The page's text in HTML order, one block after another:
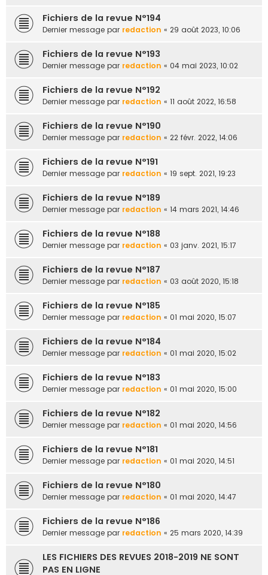
Fichiers de la revue N°194
Dernier message par redaction « 29 août 2023, 10:06
Fichiers de la revue N°193
Dernier message par redaction « 04 mai 2023, 10:02
Fichiers de la revue N°192
Dernier message par redaction « 11 août 2022, 16:58
Fichiers de la revue N°190
Dernier message par redaction « 22 févr. 2022, 14:06
Fichiers de la revue N°191
Dernier message par redaction « 19 sept. 2021, 19:23
Fichiers de la revue N°189
Dernier message par redaction « 14 mars 2021, 14:46
Fichiers de la revue N°188
Dernier message par redaction « 03 janv. 2021, 15:17
Fichiers de la revue N°187
Dernier message par redaction « 03 août 2020, 15:18
Fichiers de la revue N°185
Dernier message par redaction « 01 mai 2020, 15:07
Fichiers de la revue N°184
Dernier message par redaction « 01 mai 2020, 15:02
Fichiers de la revue N°183
Dernier message par redaction « 01 mai 2020, 15:00
Fichiers de la revue N°182
Dernier message par redaction « 01 mai 2020, 14:56
Fichiers de la revue N°181
Dernier message par redaction « 01 mai 2020, 14:51
Fichiers de la revue N°180
Dernier message par redaction « 01 mai 2020, 14:47
Fichiers de la revue N°186
Dernier message par redaction « 25 mars 2020, 14:39
LES FICHIERS DES REVUES 2018-2019 NE SONT
PAS EN LIGNE